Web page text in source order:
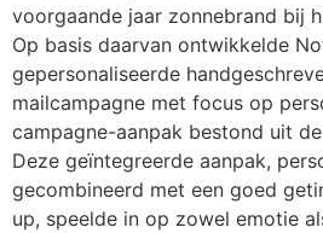
voorgaande jaar zonnebrand bij
Op basis daarvan ontwikkelde
gepersonaliseerde
mailcampagne met focus op
campagne-aanpak bestond uit
Deze geïntegreerde aanpak,
gecombineerd met een goed
up, speelde in op zowel emotie